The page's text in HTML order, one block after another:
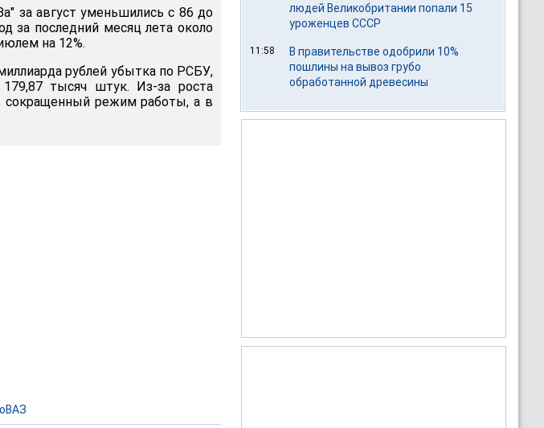
за август уменьшились с 86 до
за последний месяц лета около
на 12%.
рублей убытка по РСБУ,
тысяч штук. Из-за роста
сокращенный режим работы, а в
людей Великобритании попали 15
уроженцев СССР
11:58
В правительстве одобрили 10%
пошлины на вывоз грубо
обработанной древесины